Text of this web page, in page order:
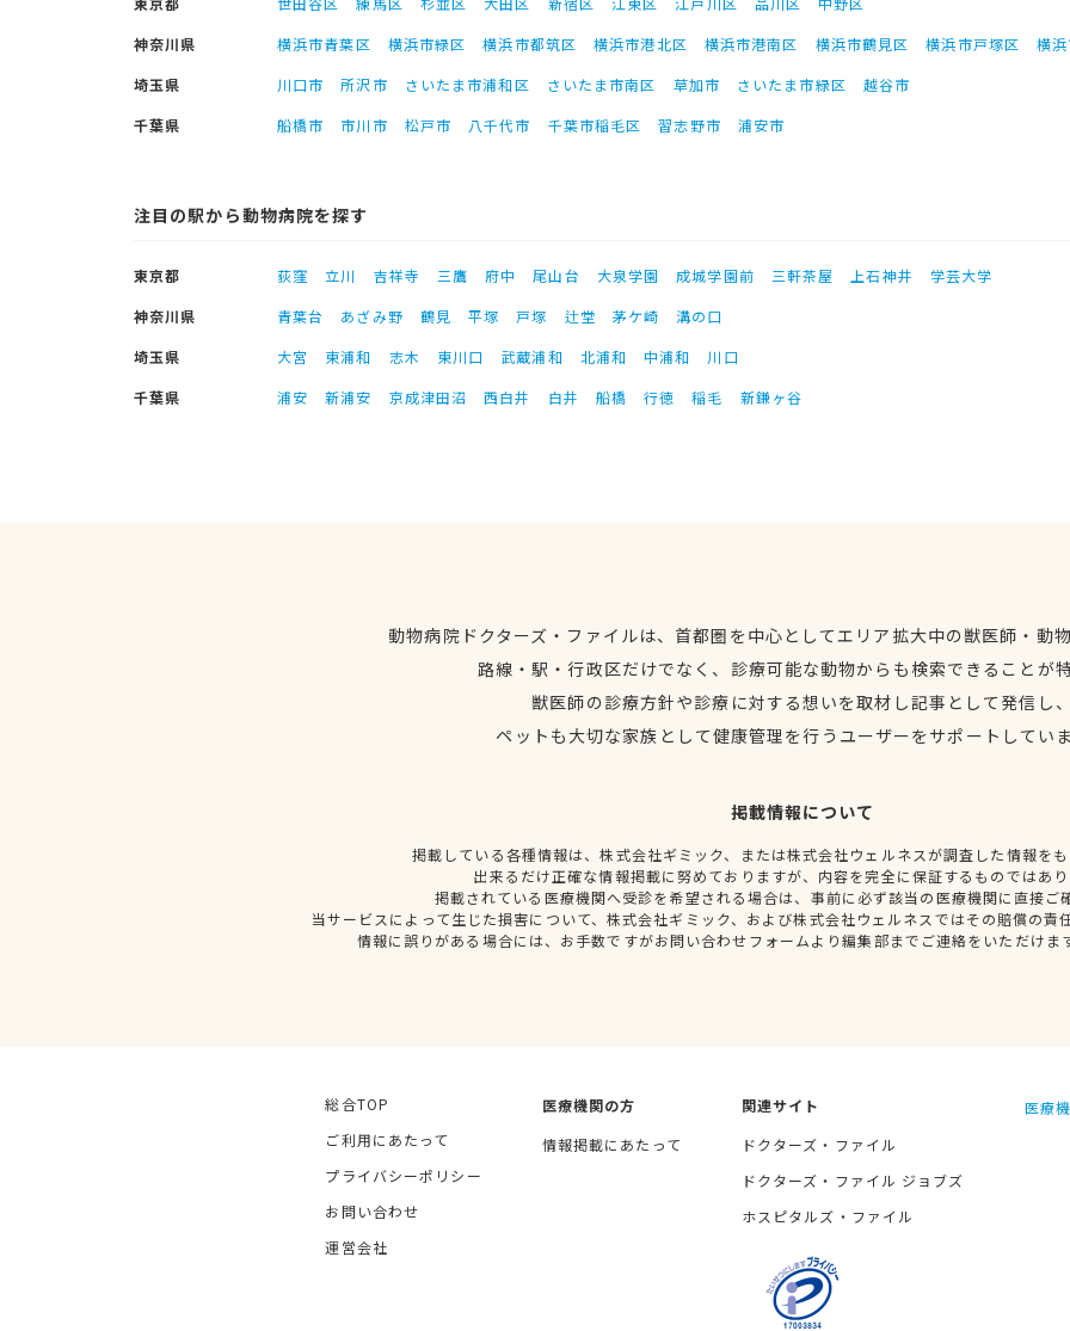
神奈川県
横浜市青葉区 横浜市緑区 横浜市都筑区 横浜市港北区 横浜市港南区 横浜市鶴見区 横浜市戸塚区
横
埼玉県
川口市 所沢市 さいたま市浦和区 さいたま市南区 草加市 さいたま市緑区
越谷市
千葉県
船橋市 市川市 松戸市 八千代市 千葉市稲毛区 習志野市 浦安市
注目の駅から動物病院を探す
東京都 荻窪 立川 吉祥寺 三鷹 府中 尾山台 大泉学園 成城学園前 三軒茶屋 上石神井
学芸大学
神奈川県
青葉台 あざみ野 鶴見 平塚 戸塚 辻堂 茅ケ崎
溝の口
埼玉県
大宮 東浦和 志木 東川口 武蔵浦和 北浦和 中浦和
川口
千葉県
浦安 新浦安 京成津田沼 西白井 白井 船橋 行徳 稲毛 新鎌ヶ谷
動物病院ドクターズ・ファイルは、首都圏を中心としてエリア拡大中の獣医師・動
路線・駅・行政区だけでなく、診療可能な動物からも検索できることが
獣医師の診療方針や診療に対する想いを取材し記事として発信し
ペットも大切な家族として健康管理を行うユーザーをサポートしてい
掲載情報について
掲載している各種情報は、株式会社ギミック、または株式会社ウェルネスが調査した情報を
出来るだけ正確な情報掲載に努めておりますが、内容を完全に保証するものではあ
掲載されている医療機関へ受診を希望される場合は、事前に必ず該当の医療機関に直接ご
当サービスによって生じた損害について、株式会社ギミック、および株式会社ウェルネスではその賠償の責
情報に誤りがある場合には、お手数ですがお問い合わせフォームより編集部までご連絡をいただけま
総合TOP
ご利用にあたって
プライバシーポリシー
お問い合わせ
運営会社
医療機関の方
情報掲載にあたって
関連サイト
ドクターズ・ファイル
ドクターズ・ファイル ジョブズ
ホスピタルズ・ファイル
医療